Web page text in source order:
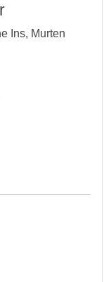
Ins, Murten